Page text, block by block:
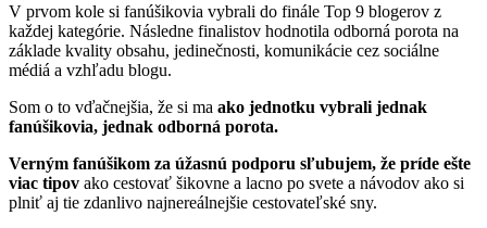
V prvom kole si fanúšikovia vybrali do finále Top 9 blogerov z
každej kategórie. Následne finalistov hodnotila odborná porota na
základe kvality obsahu, jedinečnosti, komunikácie cez sociálne
médiá a vzhľadu blogu.
Som o to vďačnejšia, že si ma ako jednotku vybrali jednak
fanúšikovia, jednak odborná porota.
Verným fanúšikom za úžasnú podporu sľubujem, že príde ešte
viac tipov ako cestovať šikovne a lacno po svete a návodov ako si
plniť aj tie zdanlivo najnereálnejšie cestovateľské sny.